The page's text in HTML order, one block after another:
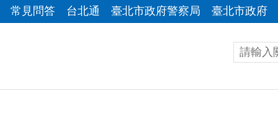
常見問答 台北通 臺北市政府警察局 臺北市政府